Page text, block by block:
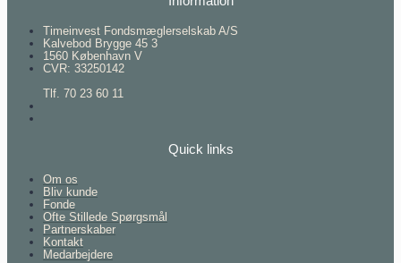
Timeinvest Fondsmæglerselskab A/S
Kalvebod Brygge 45 3
1560 København V
CVR: 33250142
Tlf. 70 23 60 11
Quick links
Om os
Bliv kunde
Fonde
Ofte Stillede Spørgsmål
Partnerskaber
Kontakt
Medarbejdere